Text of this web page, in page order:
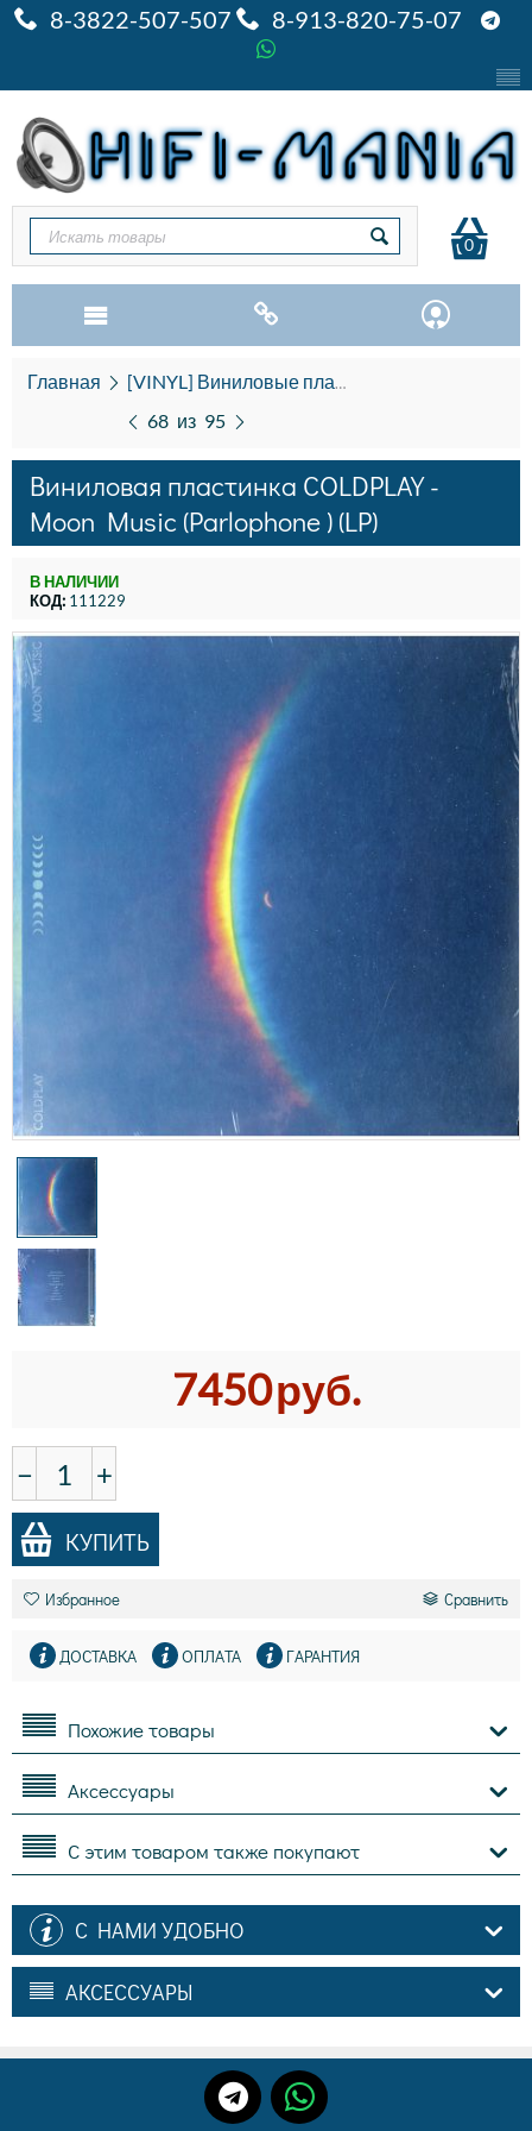
8-3822-507-507 8-913-820-75-07
0
Главная [VINYL] Виниловые пластинки
68 из 95
Виниловая пластинка COLDPLAY -
Moon Music (Parlophone ) (LP)
В НАЛИЧИИ
КОД: 111229
7450руб.
− +
КУПИТЬ
Избранное Сравнить
ДОСТАВКА ОПЛАТА ГАРАНТИЯ
Похожие товары
Аксессуары
С этим товаром также покупают
С НАМИ УДОБНО
АКСЕССУАРЫ